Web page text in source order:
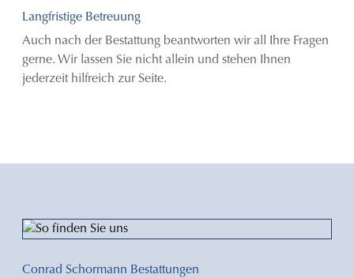
Langfristige Betreuung
Auch nach der Bestattung beantworten wir all Ihre Fragen
gerne. Wir lassen Sie nicht allein und stehen Ihnen
jederzeit hilfreich zur Seite.
Conrad Schormann Bestattungen